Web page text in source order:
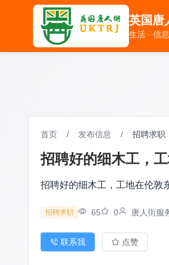
英国唐
生活 · 信
英国唐
生活 · 信
首页 / 发布信息 / 招聘求职
招聘好的细木工，
招聘好的细木工，工地在伦敦
招聘求职 65 0 唐人街服
联系我 点赞